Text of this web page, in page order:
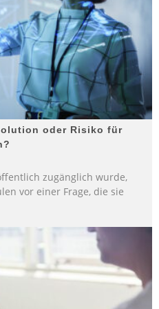
oder Risiko für
zugänglich wurde,
vor einer Frage, die sie